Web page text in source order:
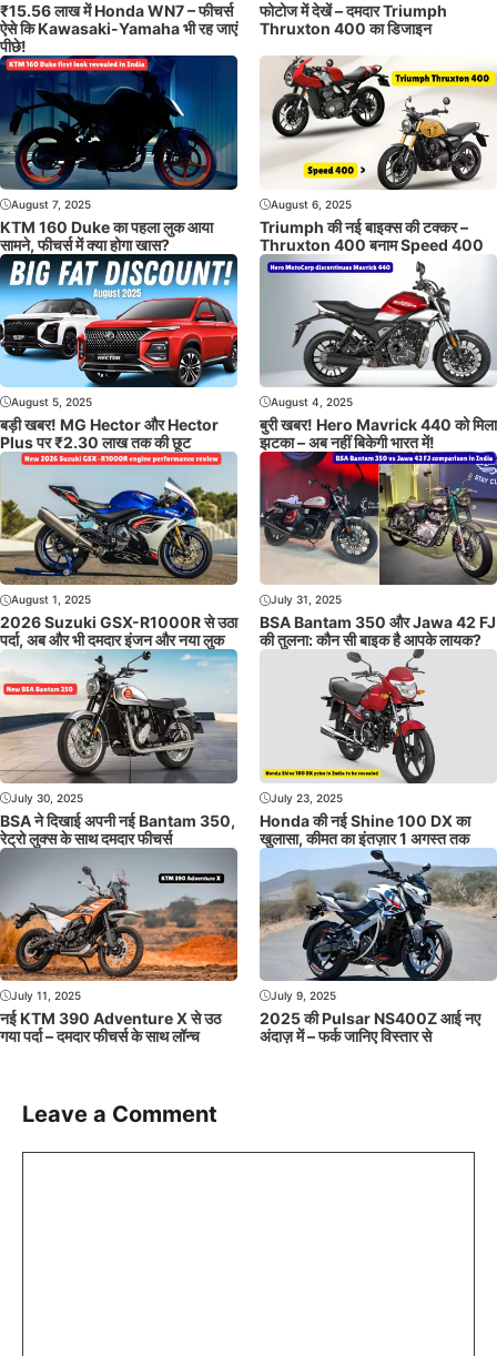
₹15.56 लाख में Honda WN7 – फीचर्स
ऐसे कि Kawasaki-Yamaha भी रह जाएं
पीछे!
फोटोज में देखें – दमदार Triumph
Thruxton 400 का डिजाइन
August 7, 2025
KTM 160 Duke का पहला लुक आया
सामने, फीचर्स में क्या होगा खास?
August 6, 2025
Triumph की नई बाइक्स की टक्कर –
Thruxton 400 बनाम Speed 400
August 5, 2025
बड़ी खबर! MG Hector और Hector
Plus पर ₹2.30 लाख तक की छूट
August 4, 2025
बुरी खबर! Hero Mavrick 440 को मिला
झटका – अब नहीं बिकेगी भारत में!
August 1, 2025
2026 Suzuki GSX-R1000R से उठा
पर्दा, अब और भी दमदार इंजन और नया लुक
July 31, 2025
BSA Bantam 350 और Jawa 42 FJ
की तुलना: कौन सी बाइक है आपके लायक?
July 30, 2025
BSA ने दिखाई अपनी नई Bantam 350,
रेट्रो लुक्स के साथ दमदार फीचर्स
July 23, 2025
Honda की नई Shine 100 DX का
खुलासा, कीमत का इंतज़ार 1 अगस्त तक
July 11, 2025
नई KTM 390 Adventure X से उठ
गया पर्दा – दमदार फीचर्स के साथ लॉन्च
July 9, 2025
2025 की Pulsar NS400Z आई नए
अंदाज़ में – फर्क जानिए विस्तार से
Leave a Comment